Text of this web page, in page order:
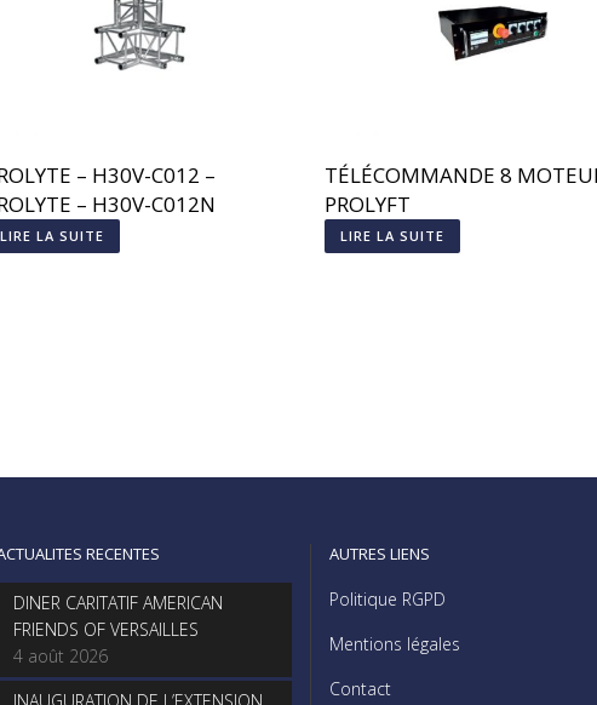
– H30V-C012 –
– H30V-C012N
LIRE LA SUITE
TÉLÉCOMMANDE 8
PROLYFT
LIRE LA SUITE
RECENTES
DINER CARITATIF AMERICAN
FRIENDS OF VERSAILLES
4 août 2026
AUTRES LIENS
Politique RGPD
Mentions légales
Contact